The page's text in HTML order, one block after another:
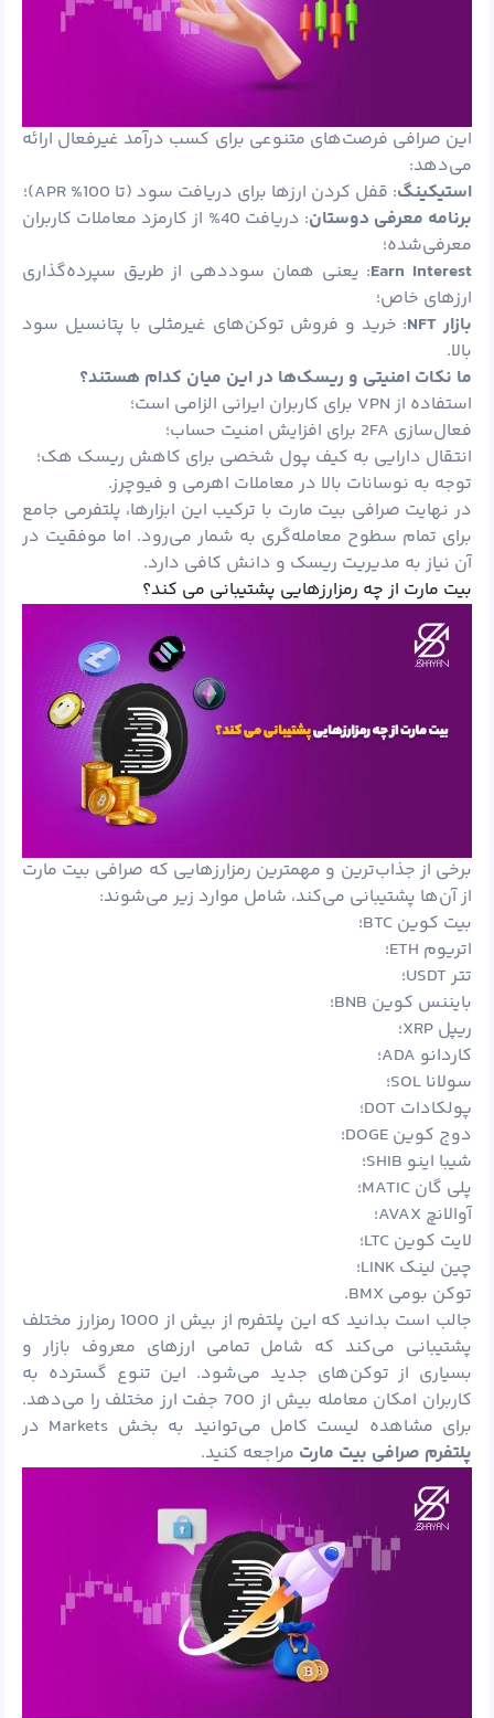
این صرافی فرصت‌های متنوعی برای کسب درآمد غیرفعال ارائه
می‌دهد:
استیکینگ: قفل کردن ارزها برای دریافت سود (تا 100% APR)؛
برنامه معرفی دوستان
: دریافت 40% از کارمزد معاملات کاربران
معرفی‌شده؛
Earn Interest: یعنی همان سوددهی از طریق سپرده‌گذاری
ارزهای خاص؛
بازار NFT: خرید و فروش توکن‌های غیرمثلی با پتانسیل سود
بالا.
ما نکات امنیتی و ریسک‌ها در این میان کدام هستند؟
استفاده از VPN برای کاربران ایرانی الزامی است؛
فعال‌سازی 2FA برای افزایش امنیت حساب؛
انتقال دارایی به کیف پول شخصی برای کاهش ریسک هک؛
توجه به نوسانات بالا در معاملات اهرمی و فیوچرز.
در نهایت صرافی بیت مارت با ترکیب این ابزارها، پلتفرمی جامع
برای تمام سطوح معامله‌گری به شمار می‌رود. اما موفقیت در
آن نیاز به مدیریت ریسک و دانش کافی دارد.
بیت مارت از چه رمزارزهایی پشتیبانی می کند؟
برخی از جذاب‌ترین و مهمترین رمزارزهایی که صرافی بیت مارت
از آن‌ها پشتیبانی می‌کند، شامل موارد زیر می‌شوند:
بیت کوین BTC؛
اتریوم ETH؛
تتر USDT؛
بایننس کوین BNB؛
ریپل XRP؛
کاردانو ADA؛
سولانا SOL؛
پولکادات DOT؛
دوج کوین DOGE؛
شیبا اینو SHIB؛
پلی گان MATIC؛
آوالانچ AVAX؛
لایت کوین LTC؛
چین لینک LINK؛
توکن بومی BMX.
جالب است بدانید که این پلتفرم از بیش از 1000 رمزارز مختلف
پشتیبانی می‌کند که شامل تمامی ارزهای معروف بازار و
بسیاری از توکن‌های جدید می‌شود. این تنوع گسترده به
کاربران امکان معامله بیش از 700 جفت ارز مختلف را می‌دهد.
برای مشاهده لیست کامل می‌توانید به بخش Markets در
پلتفرم صرافی بیت مارت مراجعه کنید.